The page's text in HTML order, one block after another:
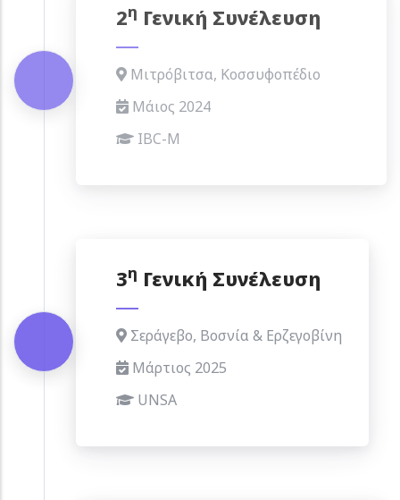
2η Γενική Συνέλευση
Μιτρόβιτσα, Κοσσυφοπέδιο
Μάιος 2024
IBC-M
3η Γενική Συνέλευση
Σεράγεβο, Βοσνία & Ερζεγοβίνη
Μάρτιος 2025
UNSA